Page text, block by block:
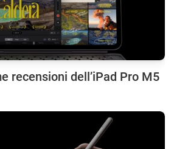
recensioni dell’iPad Pro M5